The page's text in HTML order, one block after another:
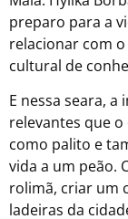
preparo para a
relacionar com
cultural de
E nessa seara,
relevantes que
como palito e
vida a um peão.
rolimã, criar um
ladeiras da